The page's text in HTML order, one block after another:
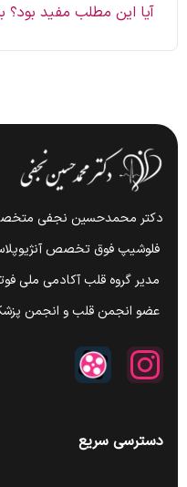
آیا این مطلب مفید بود؟
دکتر محمدحسین نجفی
فلوشیپ فوق تخصص
مدیر گروه قلب آکادمی ملی
عضو انجمن قلب و انجمن
دسترسی سریع